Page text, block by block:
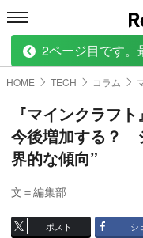
HOME MUSIC
HOME TECH コラム
『マインクラフ
今後増加する？
界的な傾向”
文＝編集部
ポスト シ
2ページ目です。